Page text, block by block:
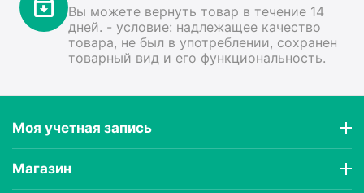
Вы можете вернуть товар в течение 14
дней. - условие: надлежащее качество
товара, не был в употреблении, сохранен
товарный вид и его функциональность.
Моя учетная запись
Магазин